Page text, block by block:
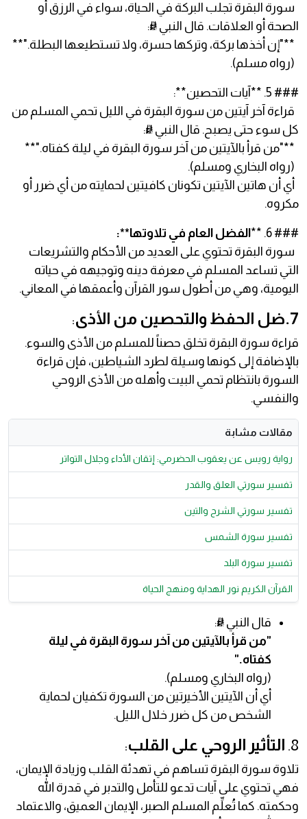
سورة البقرة تجلب البركة في الحياة، سواء في الرزق أو
الصحة أو العلاقات. قال النبي ﷺ:
**"إن أخذها بركة، وتركها حسرة، ولا تستطيعها البطلة."**
(رواه مسلم).
### 5. **آيات التحصين**:
قراءة آخر آيتين من سورة البقرة في الليل تحمي المسلم من
كل سوء حتى يصبح. قال النبي ﷺ:
**"من قرأ بالآيتين من آخر سورة البقرة في ليلة كفتاه."**
(رواه البخاري ومسلم).
أي أن هاتين الآيتين تكونان كافيتين لحمايته من أي ضرر أو
مكروه.
### 6. **
الفضل العام في تلاوتها**:
سورة البقرة تحتوي على العديد من الأحكام والتشريعات
التي تساعد المسلم في معرفة دينه وتوجيهه في حياته
اليومية، وهي من أطول سور القرآن وأعمقها في المعاني.
7.ضل الحفظ والتحصين من الأذى :
قراءة سورة البقرة تخلق حصناً للمسلم من الأذى والسوء.
بالإضافة إلى كونها وسيلة لطرد الشياطين، فإن قراءة
السورة بانتظام تحمي البيت وأهله من الأذى الروحي
والنفسي.
مقالات مشابة
رواية رويس عن يعقوب الحضرمي: إتقان الأداء وجلال التواتر
تفسير سورتي العلق والقدر
تفسير سورتي الشرح والتين
تفسير سورة الشمس
تفسير سورة البلد
القرآن الكريم نور الهداية ومنهج الحياة
قال النبي ﷺ:
"من قرأ بالآيتين من آخر سورة البقرة في ليلة
كفتاه."
(رواه البخاري ومسلم).
أي أن الآيتين الأخيرتين من السورة تكفيان لحماية
الشخص من كل ضرر خلال الليل.
8. التأثير الروحي على القلب:
تلاوة سورة البقرة تساهم في تهدئة القلب وزيادة الإيمان،
فهي تحتوي على آيات تدعو للتأمل والتدبر في قدرة الله
وحكمته. كما تُعلِّم المسلم الصبر، الإيمان العميق، والاعتماد